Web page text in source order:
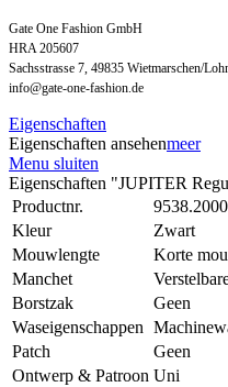
Gate One Fashion GmbH
HRA 205607
Sachsstrasse 7, 49835 Wietmarschen/
info@gate-one-fashion.de
Eigenschaften
Eigenschaften ansehenmeer
Menu sluiten
Eigenschaften "JUPITER
Productnr.
Kleur
Zwart
Mouwlengte
Korte
Manchet
Borstzak
Geen
Waseigenschappen
Patch
Geen
Ontwerp & Patroon Uni